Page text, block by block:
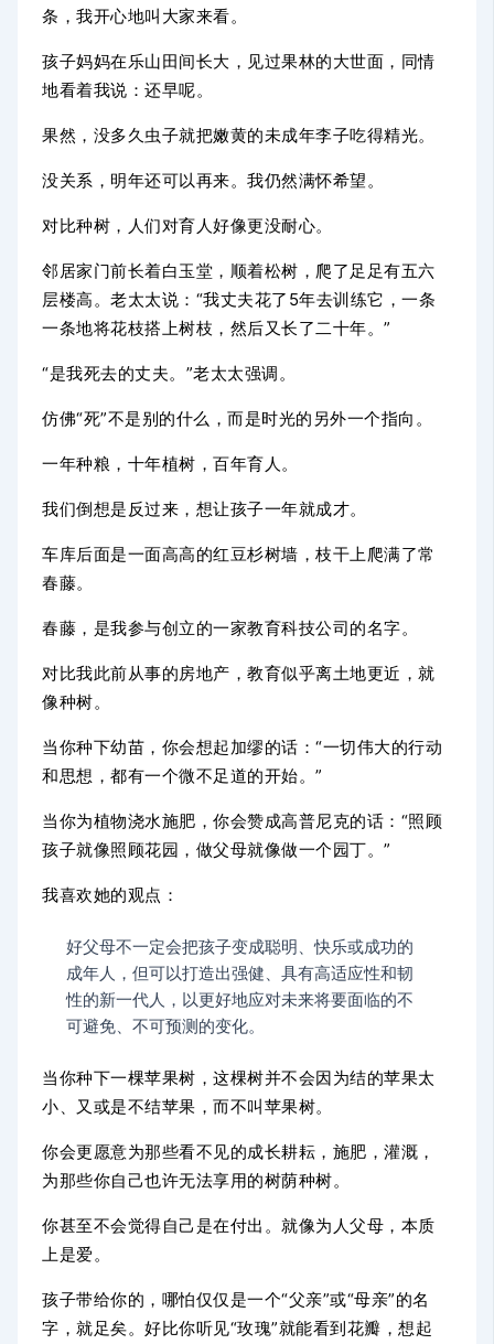
条，我开心地叫大家来看。
孩子妈妈在乐山田间长大，见过果林的大世面，同情
地看着我说：还早呢。
果然，没多久虫子就把嫩黄的未成年李子吃得精光。
没关系，明年还可以再来。我仍然满怀希望。
对比种树，人们对育人好像更没耐心。
邻居家门前长着白玉堂，顺着松树，爬了足足有五六
层楼高。老太太说：“我丈夫花了5年去训练它，一条
一条地将花枝搭上树枝，然后又长了二十年。”
“是我死去的丈夫。”老太太强调。
仿佛“死”不是别的什么，而是时光的另外一个指向。
一年种粮，十年植树，百年育人。
我们倒想是反过来，想让孩子一年就成才。
车库后面是一面高高的红豆杉树墙，枝干上爬满了常
春藤。
春藤，是我参与创立的一家教育科技公司的名字。
对比我此前从事的房地产，教育似乎离土地更近，就
像种树。
当你种下幼苗，你会想起加缪的话：“一切伟大的行动
和思想，都有一个微不足道的开始。”
当你为植物浇水施肥，你会赞成高普尼克的话：“照顾
孩子就像照顾花园，做父母就像做一个园丁。”
我喜欢她的观点：
好父母不一定会把孩子变成聪明、快乐或成功的
成年人，但可以打造出强健、具有高适应性和韧
性的新一代人，以更好地应对未来将要面临的不
可避免、不可预测的变化。
当你种下一棵苹果树，这棵树并不会因为结的苹果太
小、又或是不结苹果，而不叫苹果树。
你会更愿意为那些看不见的成长耕耘，施肥，灌溉，
为那些你自己也许无法享用的树荫种树。
你甚至不会觉得自己是在付出。就像为人父母，本质
上是爱。
孩子带给你的，哪怕仅仅是一个“父亲”或“母亲”的名
字，就足矣。好比你听见“玫瑰”就能看到花瓣，想起